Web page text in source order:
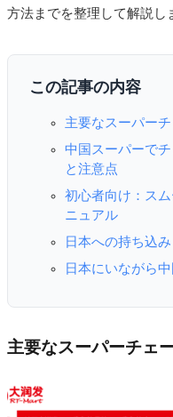
方法までを整理して解説し
この記事の内容
主要なスーパー
中国スーパーで
と注意点
初心者向け：ス
ニュアル
日本への持ち込
日本にいながら
主要なスーパーチェ